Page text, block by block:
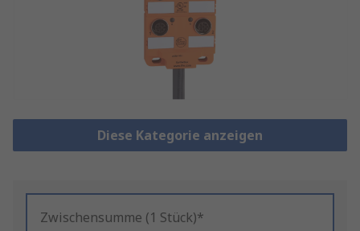
Diese Kategorie anzeigen
Zwischensumme (1 Stück)*